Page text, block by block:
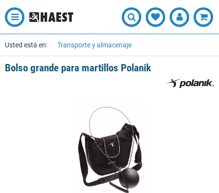
Usted está en: Transporte y almacenaje
Bolso grande para martillos Polanik